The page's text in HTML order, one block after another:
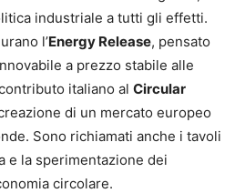
industriale a tutti gli effetti.
l’Energy Release, pensato
a prezzo stabile alle
italiano al Circular
di un mercato europeo
Sono richiamati anche i tavoli
e la sperimentazione dei
circolare.